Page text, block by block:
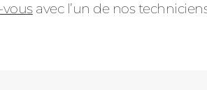
avec l’un de nos